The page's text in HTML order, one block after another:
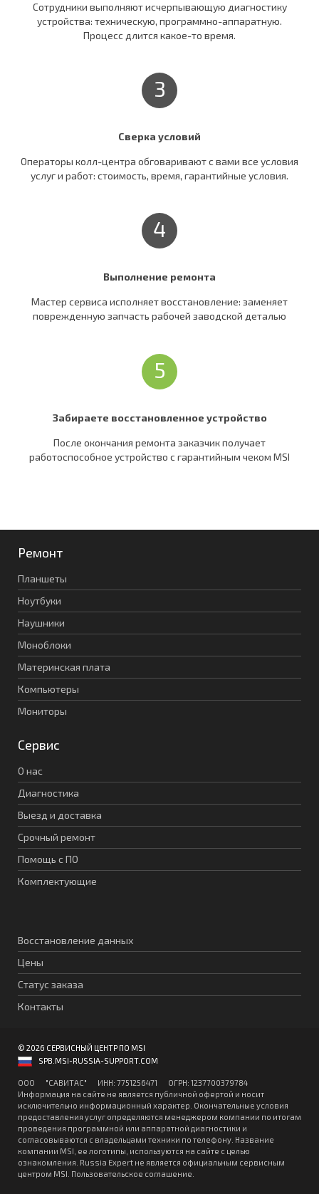
Сотрудники выполняют исчерпывающую диагностику
устройства: техническую, программно-аппаратную.
Процесс длится какое-то время.
3
Сверка условий
Операторы колл-центра обговаривают c вами все условия
услуг и работ: стоимость, время, гарантийные условия.
4
Выполнение ремонта
Мастер сервиса исполняет восстановление: заменяет
поврежденную запчасть рабочей заводской деталью
5
Забираете восстановленное устройство
После окончания ремонта заказчик получает
работоспособное устройство c гарантийным чеком MSI
Ремонт
Планшеты
Ноутбуки
Наушники
Моноблоки
Материнская плата
Компьютеры
Мониторы
Сервис
О нас
Диагностика
Выезд и доставка
Срочный ремонт
Помощь с ПО
Комплектующие
Восстановление данных
Цены
Статус заказа
Контакты
© 2026 СЕРВИСНЫЙ ЦЕНТР ПО MSI
SPB.MSI-RUSSIA-SUPPORT.COM
ООО "CАВИТAC" ИНН: 7751256471 ОГPН: 1237700379784
Информация на сайте не является публичной офертой и носит
исключительно информационный характер. Окончательные условия
предоставления услуг определяются менеджером компании по итогам
проведения программной или аппаратной диагностики и
согласовываются с владельцами техники по телефону. Название
компании MSI, ее логотипы, используются на сайте с целью
ознакомления. Russia Expert не является официальным сервисным
центром MSI. Пользовательское соглашение